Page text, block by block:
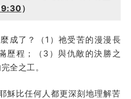
）
成了？（1）祂受苦的漫漫長
歷程；（3）與仇敵的決勝之
全之工。
穌比任何人都更深刻地理解苦